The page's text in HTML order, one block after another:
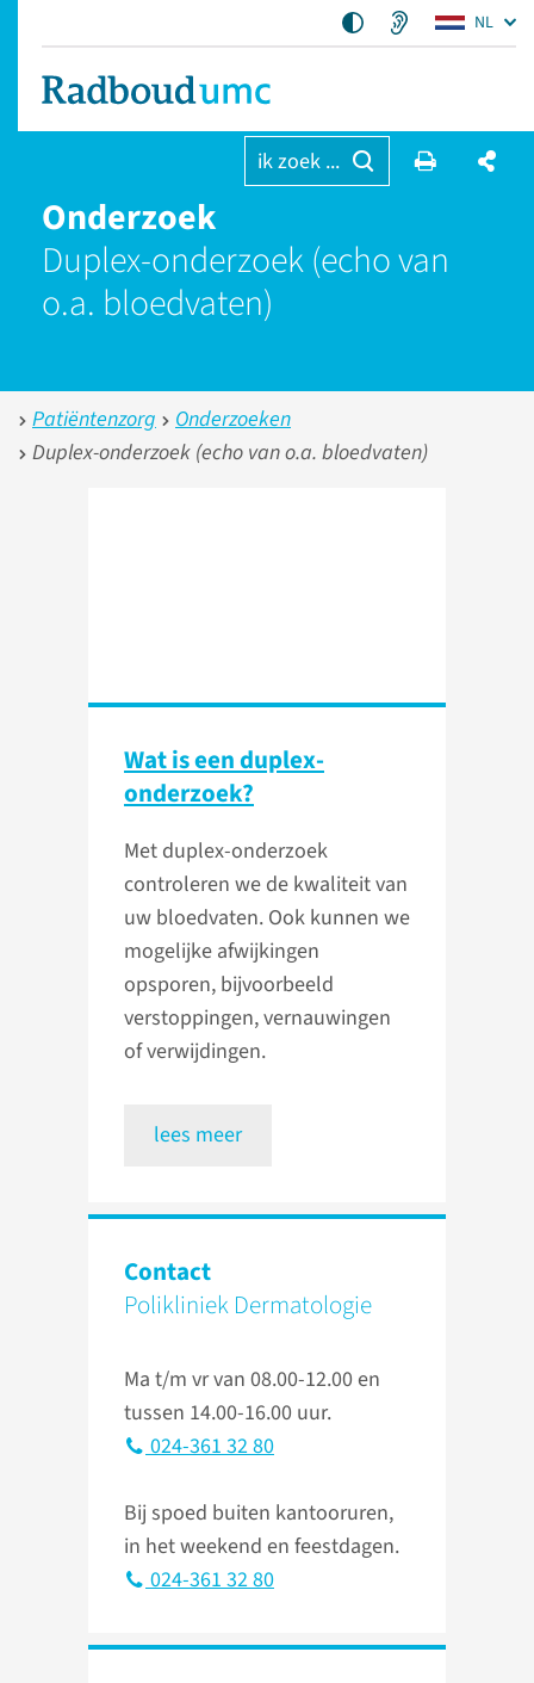
NL
ik zoek ...
Onderzoek
Duplex-onderzoek (echo van
o.a. bloedvaten)
Patiëntenzorg
Onderzoeken
Duplex-onderzoek (echo van o.a. bloedvaten)
Wat is een duplex-
onderzoek?
Met duplex-onderzoek
controleren we de kwaliteit van
uw bloedvaten. Ook kunnen we
mogelijke afwijkingen
opsporen, bijvoorbeeld
verstoppingen, vernauwingen
of verwijdingen.
lees meer
Contact
Polikliniek Dermatologie
Ma t/m vr van 08.00-12.00 en
tussen 14.00-16.00 uur.
024-361 32 80
Bij spoed buiten kantooruren,
in het weekend en feestdagen.
024-361 32 80